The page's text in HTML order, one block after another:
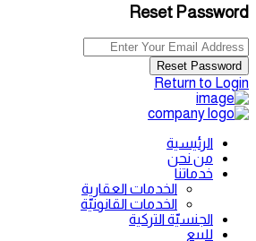
Reset Password
Reset Password
Return to Login
الرئيسية
من نحن
خدماتنا
الخدمات العقارية
الخدمات القانونيّة
الجنسيّة التركية
للبيع